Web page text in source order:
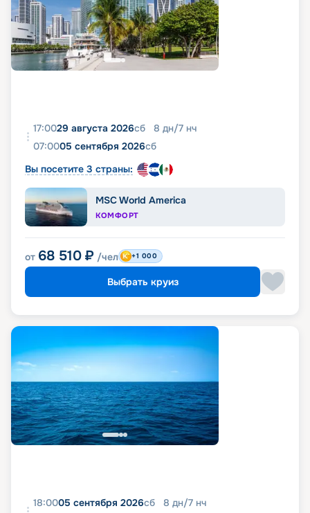
17:0029 августа 2026сб 8 дн/7 нч
07:0005 сентября 2026сб
Вы посетите 3 страны:
MSC World America
КОМФОРТ
от 68 510 ₽ /чел +1 000
Выбрать круиз
18:0005 сентября 2026сб 8 дн/7 нч